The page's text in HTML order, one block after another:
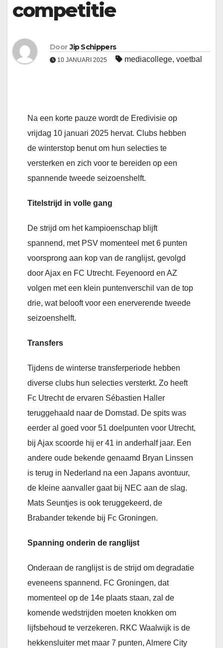
competitie
Door Jip Schippers
10 JANUARI 2025 mediacollege, voetbal
Na een korte pauze wordt de Eredivisie op
vrijdag 10 januari 2025 hervat. Clubs hebben
de winterstop benut om hun selecties te
versterken en zich voor te bereiden op een
spannende tweede seizoenshelft.
Titelstrijd in volle gang
De strijd om het kampioenschap blijft
spannend, met PSV momenteel met 6 punten
voorsprong aan kop van de ranglijst, gevolgd
door Ajax en FC Utrecht. Feyenoord en AZ
volgen met een klein puntenverschil van de top
drie, wat belooft voor een enerverende tweede
seizoenshelft.
Transfers
Tijdens de winterse transferperiode hebben
diverse clubs hun selecties versterkt. Zo heeft
Fc Utrecht de ervaren Sébastien Haller
teruggehaald naar de Domstad. De spits was
eerder al goed voor 51 doelpunten voor Utrecht,
bij Ajax scoorde hij er 41 in anderhalf jaar. Een
andere oude bekende genaamd Bryan Linssen
is terug in Nederland na een Japans avontuur,
de kleine aanvaller gaat bij NEC aan de slag.
Mats Seuntjes is ook teruggekeerd, de
Brabander tekende bij Fc Groningen.
Spanning onderin de ranglijst
Onderaan de ranglijst is de strijd om degradatie
eveneens spannend. FC Groningen, dat
momenteel op de 14e plaats staan, zal de
komende wedstrijden moeten knokken om
lijfsbehoud te verzekeren. RKC Waalwijk is de
hekkensluiter met maar 7 punten, Almere City